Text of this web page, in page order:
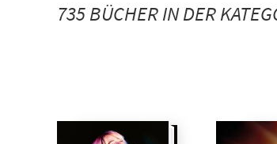
735 BÜCHER IN DER